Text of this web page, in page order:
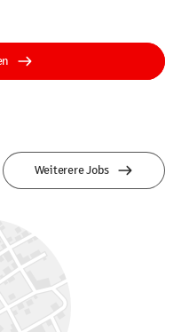
Weiterere Jobs